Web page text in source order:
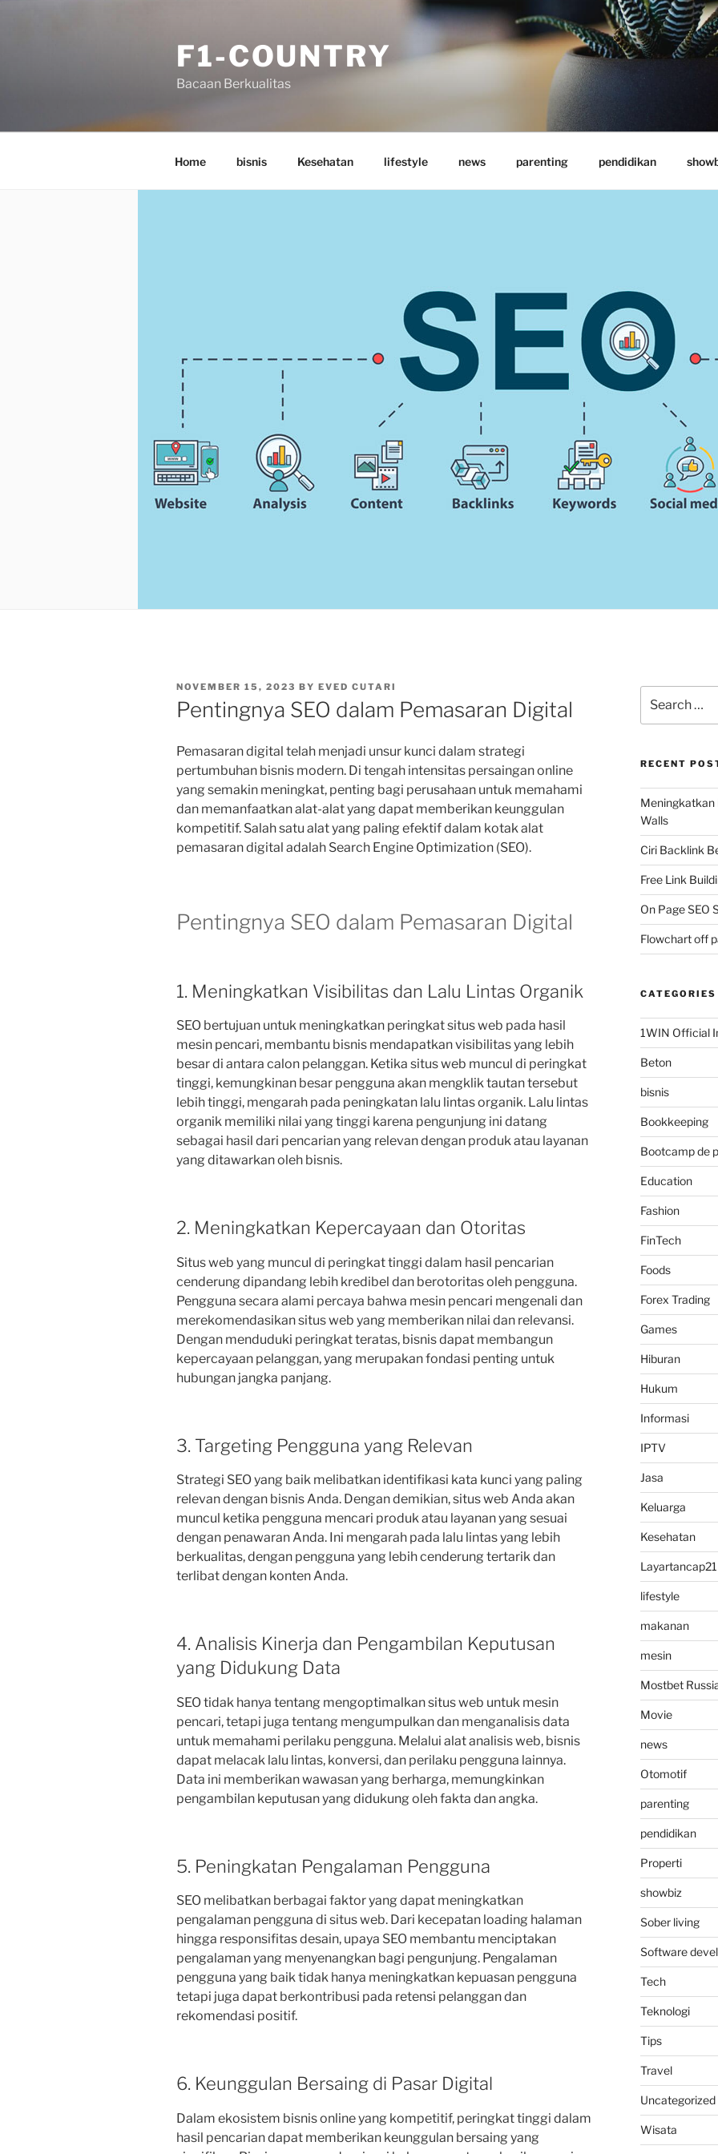
F1-COUNTRY
Bacaan Berkualitas
Home bisnis Kesehatan lifestyle news parenting pendidikan
POSTED
ON
NOVEMBER 15, 2023 BY EVED CUTARI
Pentingnya SEO dalam Pemasaran Digital
Pemasaran digital telah menjadi unsur kunci dalam strategi
pertumbuhan bisnis modern. Di tengah intensitas persaingan online
yang semakin meningkat, penting bagi perusahaan untuk memahami
dan memanfaatkan alat-alat yang dapat memberikan keunggulan
kompetitif. Salah satu alat yang paling efektif dalam kotak alat
pemasaran digital adalah Search Engine Optimization (SEO).
Pentingnya SEO dalam Pemasaran Digital
1. Meningkatkan Visibilitas dan Lalu Lintas Organik
SEO bertujuan untuk meningkatkan peringkat situs web pada hasil
mesin pencari, membantu bisnis mendapatkan visibilitas yang lebih
besar di antara calon pelanggan. Ketika situs web muncul di peringkat
tinggi, kemungkinan besar pengguna akan mengklik tautan tersebut
lebih tinggi, mengarah pada peningkatan lalu lintas organik. Lalu lintas
organik memiliki nilai yang tinggi karena pengunjung ini datang
sebagai hasil dari pencarian yang relevan dengan produk atau layanan
yang ditawarkan oleh bisnis.
2. Meningkatkan Kepercayaan dan Otoritas
Situs web yang muncul di peringkat tinggi dalam hasil pencarian
cenderung dipandang lebih kredibel dan berotoritas oleh pengguna.
Pengguna secara alami percaya bahwa mesin pencari mengenali dan
merekomendasikan situs web yang memberikan nilai dan relevansi.
Dengan menduduki peringkat teratas, bisnis dapat membangun
kepercayaan pelanggan, yang merupakan fondasi penting untuk
hubungan jangka panjang.
3. Targeting Pengguna yang Relevan
Strategi SEO yang baik melibatkan identifikasi kata kunci yang paling
relevan dengan bisnis Anda. Dengan demikian, situs web Anda akan
muncul ketika pengguna mencari produk atau layanan yang sesuai
dengan penawaran Anda. Ini mengarah pada lalu lintas yang lebih
berkualitas, dengan pengguna yang lebih cenderung tertarik dan
terlibat dengan konten Anda.
4. Analisis Kinerja dan Pengambilan Keputusan
yang Didukung Data
SEO tidak hanya tentang mengoptimalkan situs web untuk mesin
pencari, tetapi juga tentang mengumpulkan dan menganalisis data
untuk memahami perilaku pengguna. Melalui alat analisis web, bisnis
dapat melacak lalu lintas, konversi, dan perilaku pengguna lainnya.
Data ini memberikan wawasan yang berharga, memungkinkan
pengambilan keputusan yang didukung oleh fakta dan angka.
5. Peningkatan Pengalaman Pengguna
SEO melibatkan berbagai faktor yang dapat meningkatkan
pengalaman pengguna di situs web. Dari kecepatan loading halaman
hingga responsifitas desain, upaya SEO membantu menciptakan
pengalaman yang menyenangkan bagi pengunjung. Pengalaman
pengguna yang baik tidak hanya meningkatkan kepuasan pengguna
tetapi juga dapat berkontribusi pada retensi pelanggan dan
rekomendasi positif.
6. Keunggulan Bersaing di Pasar Digital
Dalam ekosistem bisnis online yang kompetitif, peringkat tinggi dalam
hasil pencarian dapat memberikan keunggulan bersaing yang
for:
RECENT
Meningkatkan
Walls
Ciri Backlink
Free Link
On Page SEO
Flowchart off
CATEGORIES
1WIN Official
Beton
bisnis
Bookkeeping
Bootcamp de
Education
Fashion
FinTech
Foods
Forex Trading
Games
Hiburan
Hukum
Informasi
IPTV
Jasa
Keluarga
Kesehatan
Layartancap21
lifestyle
makanan
mesin
Mostbet
Movie
news
Otomotif
parenting
pendidikan
Properti
showbiz
Sober living
Software
Tech
Teknologi
Tips
Travel
Uncategorized
Wisata